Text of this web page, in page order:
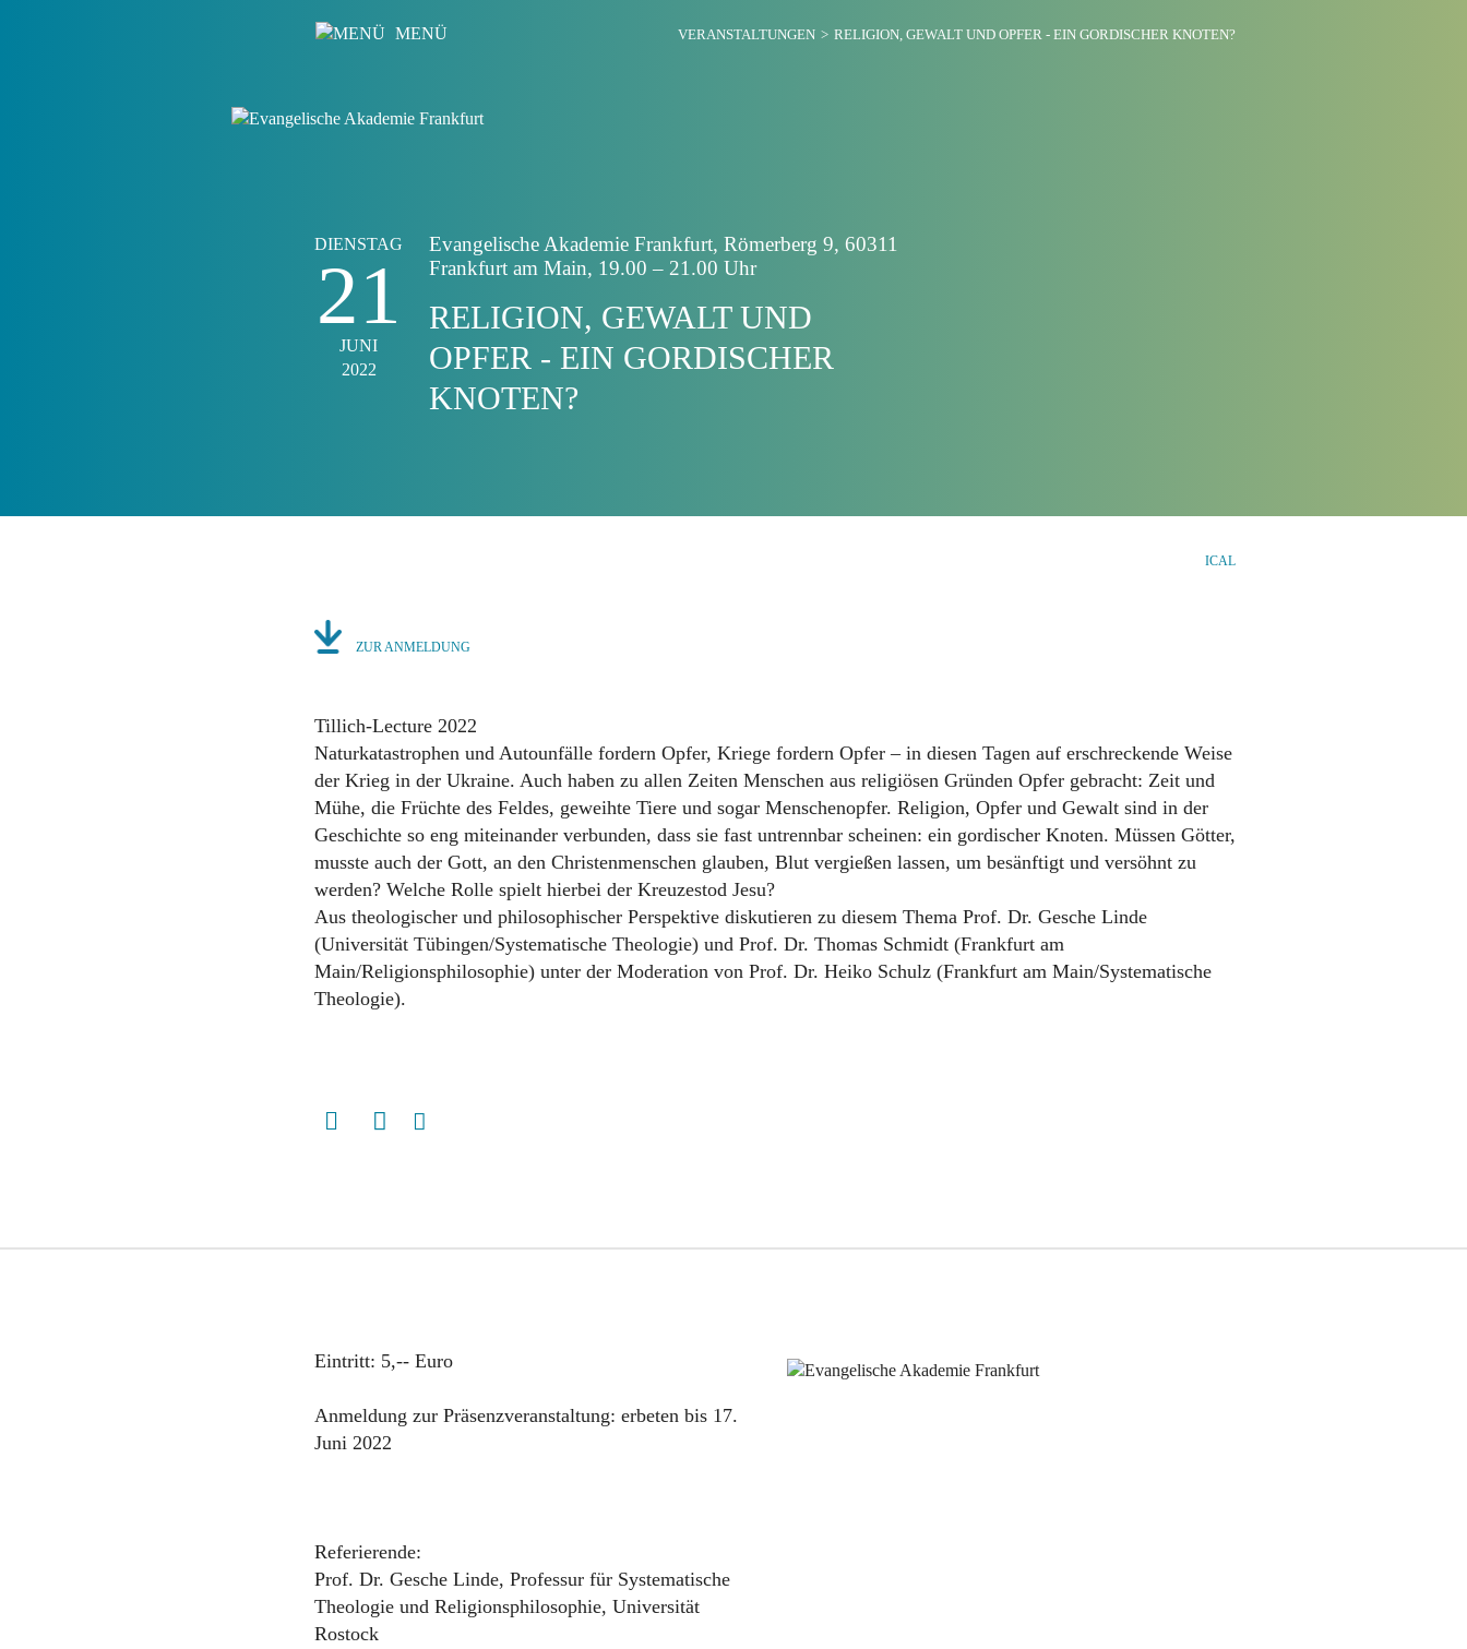
MENÜ VERANSTALTUNGEN RELIGION, GEWALT UND OPFER - EIN GORDISCHER KNOTEN?
DIENSTAG
21
JUNI
2022
Evangelische Akademie Frankfurt, Römerberg 9, 60311
Frankfurt am Main, 19.00 – 21.00 Uhr
RELIGION, GEWALT UND
OPFER - EIN GORDISCHER
KNOTEN?
ICAL
ZUR ANMELDUNG
Tillich-Lecture 2022
Naturkatastrophen und Autounfälle fordern Opfer, Kriege fordern Opfer – in diesen Tagen auf erschreckende Weise
der Krieg in der Ukraine. Auch haben zu allen Zeiten Menschen aus religiösen Gründen Opfer gebracht: Zeit und
Mühe, die Früchte des Feldes, geweihte Tiere und sogar Menschenopfer. Religion, Opfer und Gewalt sind in der
Geschichte so eng miteinander verbunden, dass sie fast untrennbar scheinen: ein gordischer Knoten. Müssen Götter,
musste auch der Gott, an den Christenmenschen glauben, Blut vergießen lassen, um besänftigt und versöhnt zu
werden? Welche Rolle spielt hierbei der Kreuzestod Jesu?
Aus theologischer und philosophischer Perspektive diskutieren zu diesem Thema Prof. Dr. Gesche Linde
(Universität Tübingen/Systematische Theologie) und Prof. Dr. Thomas Schmidt (Frankfurt am
Main/Religionsphilosophie) unter der Moderation von Prof. Dr. Heiko Schulz (Frankfurt am Main/Systematische
Theologie).
Eintritt: 5,-- Euro
Anmeldung zur Präsenzveranstaltung: erbeten bis 17.
Juni 2022
Referierende:
Prof. Dr. Gesche Linde, Professur für Systematische
Theologie und Religionsphilosophie, Universität
Rostock